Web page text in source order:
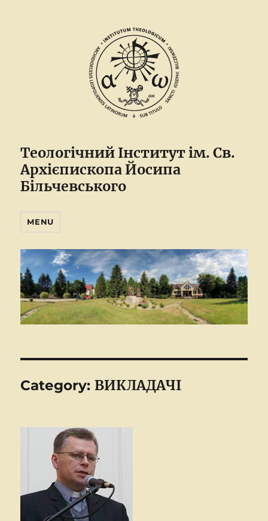
Теологічний Інститут ім. Св.
Архієпископа Йосипа
Більчевського
MENU
Category:ВИКЛАДАЧІ